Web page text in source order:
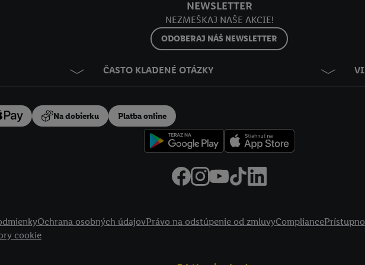
NEWSLETTER
NEZMEŠKAJ NAŠE AKCIE!
ODOBERAJ NÁŠ NEWSLETTER
ČASTO KLADENÉ OTÁZKY
Na dobierku Platba online
Ochrana osobných údajovPrávo na odstúpenie od zmluvyCompliance
cookie